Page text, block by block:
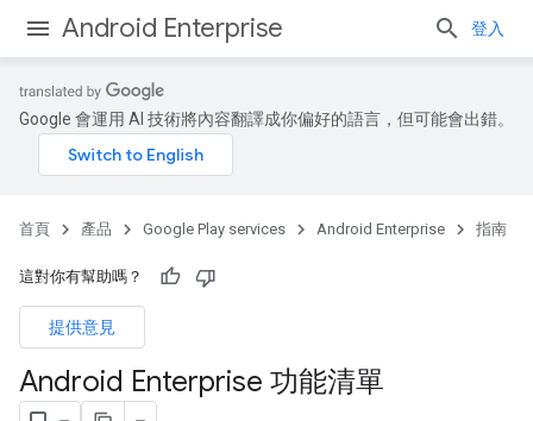
Android Enterprise 登入
Google 會運用 AI 技術將內容翻譯成你偏好的語言，但可能會出錯。
首頁 產品 Google Play services Android Enterprise 指南
這對你有幫助嗎？
提供意見
Android Enterprise 功能清單